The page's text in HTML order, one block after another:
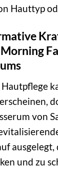
Hauttyp
von
und zu